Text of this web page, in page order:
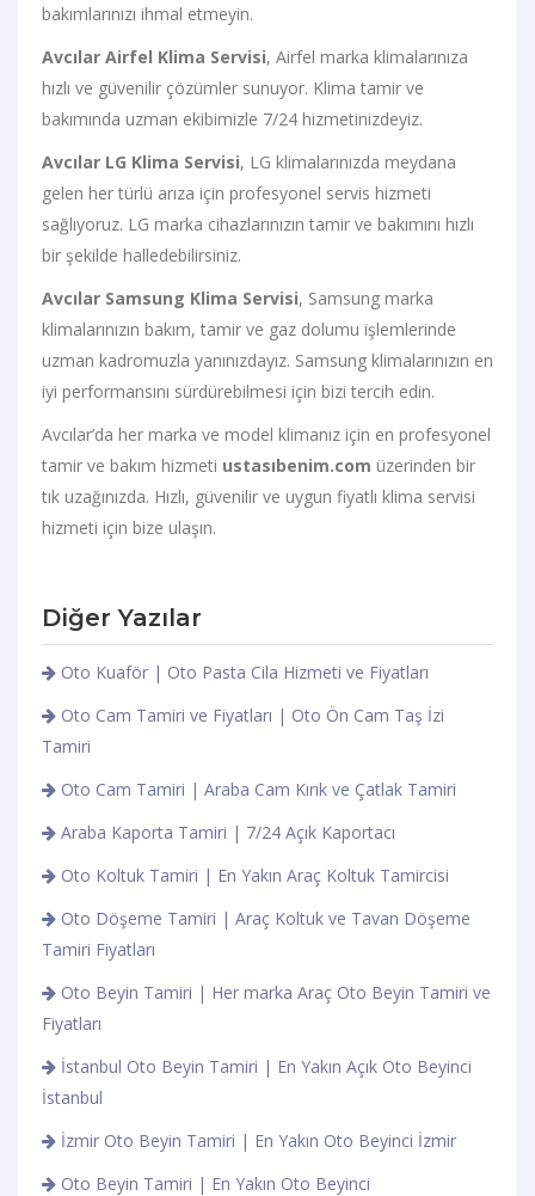
bakımlarınızı ihmal etmeyin.
Avcılar Airfel Klima Servisi, Airfel marka klimalarınıza
hızlı ve güvenilir çözümler sunuyor. Klima tamir ve
bakımında uzman ekibimizle 7/24 hizmetinizdeyiz.
Avcılar LG Klima Servisi, LG klimalarınızda meydana
gelen her türlü arıza için profesyonel servis hizmeti
sağlıyoruz. LG marka cihazlarınızın tamir ve bakımını hızlı
bir şekilde halledebilirsiniz.
Avcılar Samsung Klima Servisi, Samsung marka
klimalarınızın bakım, tamir ve gaz dolumu işlemlerinde
uzman kadromuzla yanınızdayız. Samsung klimalarınızın en
iyi performansını sürdürebilmesi için bizi tercih edin.
Avcılar’da her marka ve model klimanız için en profesyonel
tamir ve bakım hizmeti ustasıbenim.com üzerinden bir
tık uzağınızda. Hızlı, güvenilir ve uygun fiyatlı klima servisi
hizmeti için bize ulaşın.
Diğer Yazılar
Oto Kuaför | Oto Pasta Cila Hizmeti ve Fiyatları
Oto Cam Tamiri ve Fiyatları | Oto Ön Cam Taş İzi
Tamiri
Oto Cam Tamiri | Araba Cam Kırık ve Çatlak Tamiri
Araba Kaporta Tamiri | 7/24 Açık Kaportacı
Oto Koltuk Tamiri | En Yakın Araç Koltuk Tamircisi
Oto Döşeme Tamiri | Araç Koltuk ve Tavan Döşeme
Tamiri Fiyatları
Oto Beyin Tamiri | Her marka Araç Oto Beyin Tamiri ve
Fiyatları
İstanbul Oto Beyin Tamiri | En Yakın Açık Oto Beyinci
İstanbul
İzmir Oto Beyin Tamiri | En Yakın Oto Beyinci İzmir
Oto Beyin Tamiri | En Yakın Oto Beyinci